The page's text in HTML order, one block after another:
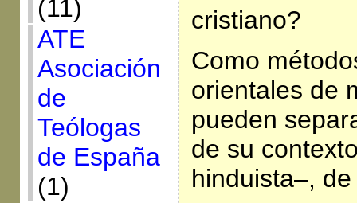
(11)
ATE
Asociación
de
Teólogas
de España
(1)
cristiano?
Como
orientales de
pueden
de su
hinduista–,